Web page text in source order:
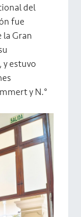
del
fue
la Gran
estuvo
y N.°